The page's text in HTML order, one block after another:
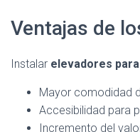
Ventajas de
Instalar elevadores
Mayor comodidad
Accesibilidad para
Incremento del